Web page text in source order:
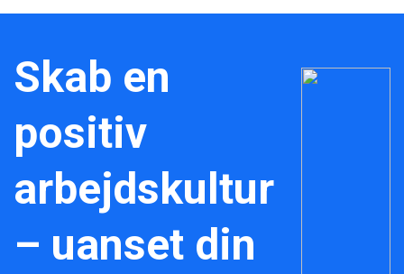
Skab en
positiv
arbejdskultur
– uanset din